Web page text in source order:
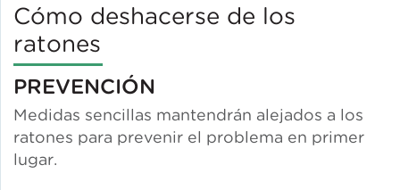
Cómo deshacerse de los
ratones
PREVENCIÓN
Medidas sencillas mantendrán alejados a los
ratones para prevenir el problema en primer
lugar.